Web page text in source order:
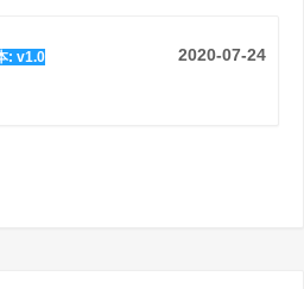
: v1.0 2020-07-24